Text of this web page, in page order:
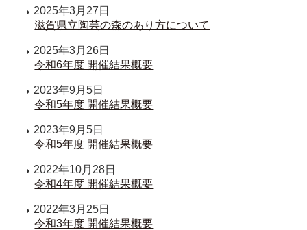
2025年3月27日
滋賀県立陶芸の森のあり方について
2025年3月26日
令和6年度 開催結果概要
2023年9月5日
令和5年度 開催結果概要
2023年9月5日
令和5年度 開催結果概要
2022年10月28日
令和4年度 開催結果概要
2022年3月25日
令和3年度 開催結果概要